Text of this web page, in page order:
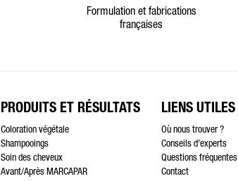
Formulation et fabrications
françaises
PRODUITS ET RÉSULTATS
Coloration végétale
Shampooings
Soin des cheveux
Avant/Après MARCAPAR
LIENS UTILES
Où nous trouver ?
Conseils d’experts
Questions fréquentes
Contact